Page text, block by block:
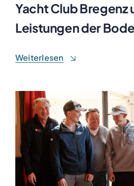
Yacht Club Bregenz
Leistungen der
Weiterlesen